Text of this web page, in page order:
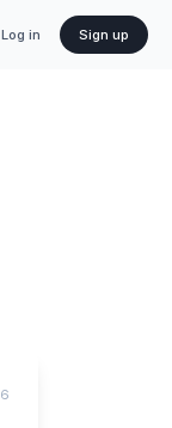
Log in Sign up